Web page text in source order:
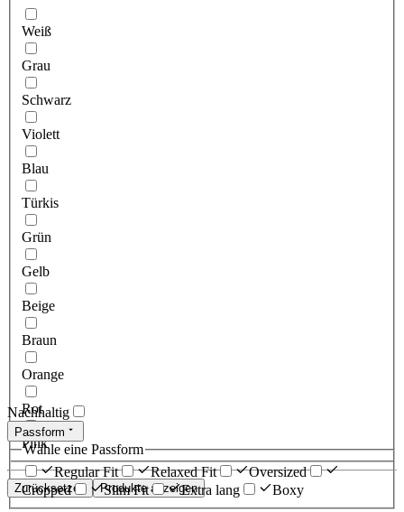
Weiß
Grau
Schwarz
Violett
Blau
Türkis
Grün
Gelb
Beige
Braun
Orange
Rot
Pink
Zurücksetzen Produkte anzeigen
Nachhaltig
Passform
Wähle eine Passform
Regular Fit
Relaxed Fit
Oversized
Cropped
Slim Fit Extra lang Boxy